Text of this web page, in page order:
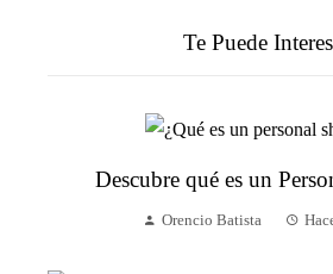
Te Puede
Descubre qué es un
Orencio Batista